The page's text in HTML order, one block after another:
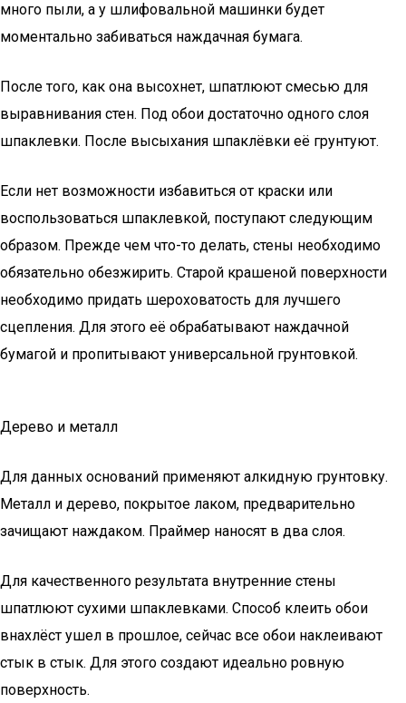
много пыли, а у шлифовальной машинки будет
моментально забиваться наждачная бумага.
После того, как она высохнет, шпатлюют смесью для
выравнивания стен. Под обои достаточно одного слоя
шпаклевки. После высыхания шпаклёвки её грунтуют.
Если нет возможности избавиться от краски или
воспользоваться шпаклевкой, поступают следующим
образом. Прежде чем что-то делать, стены необходимо
обязательно обезжирить. Старой крашеной поверхности
необходимо придать шероховатость для лучшего
сцепления. Для этого её обрабатывают наждачной
бумагой и пропитывают универсальной грунтовкой.
Дерево и металл
Для данных оснований применяют алкидную грунтовку.
Металл и дерево, покрытое лаком, предварительно
зачищают наждаком. Праймер наносят в два слоя.
Для качественного результата внутренние стены
шпатлюют сухими шпаклевками. Способ клеить обои
внахлёст ушел в прошлое, сейчас все обои наклеивают
стык в стык. Для этого создают идеально ровную
поверхность.